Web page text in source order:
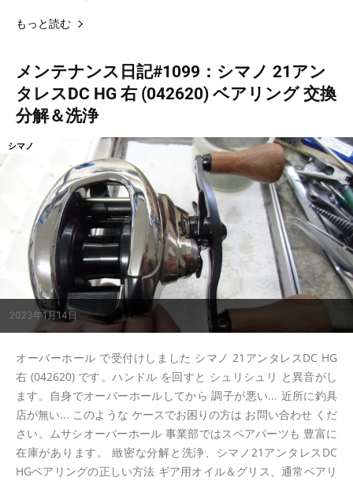
もっと読む
メンテナンス日記#1099：シマノ 21アン
タレスDC HG 右 (042620) ベアリング 交換
分解＆洗浄
2023年1月14日
シマノ
オーバーホール で受付けしました シマノ 21アンタレスDC HG
右 (042620) です。ハンドル を回すと シュリシュリ と異音がし
ます。自身でオーバーホールしてから 調子が悪い... 近所に釣具
店が無い... このような ケースでお困りの方は お問い合わせ くだ
さい。ムサシオーバーホール 事業部ではスペアパーツも 豊富に
在庫があります。 緻密な分解と洗浄、シマノ21アンタレスDC
HGベアリングの正しい方法 ギア用オイル＆グリス、通常ベアリ